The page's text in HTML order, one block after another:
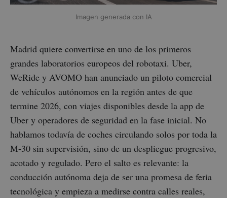
Imagen generada con IA
Madrid quiere convertirse en uno de los primeros
grandes laboratorios europeos del robotaxi. Uber,
WeRide y AVOMO han anunciado un piloto comercial
de vehículos autónomos en la región antes de que
termine 2026, con viajes disponibles desde la app de
Uber y operadores de seguridad en la fase inicial. No
hablamos todavía de coches circulando solos por toda la
M-30 sin supervisión, sino de un despliegue progresivo,
acotado y regulado. Pero el salto es relevante: la
conducción autónoma deja de ser una promesa de feria
tecnológica y empieza a medirse contra calles reales,